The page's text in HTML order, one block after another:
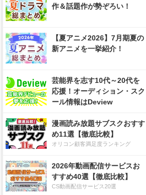
作＆話題作が勢ぞろい！
【夏アニメ2026】7月期夏の
新アニメを一挙紹介！
芸能界を志す10代～20代を
応援！オーディション・スク
ール情報はDeview
漫画読み放題サブスクおすす
め11選【徹底比較】
オリコン顧客満足度ランキング
2026年動画配信サービスお
すすめ40選【徹底比較】
CS動画配信サービス20選